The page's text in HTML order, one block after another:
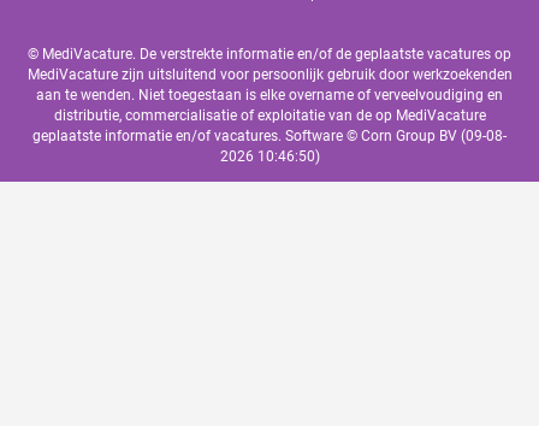
© MediVacature. De verstrekte informatie en/of de geplaatste vacatures op
MediVacature zijn uitsluitend voor persoonlijk gebruik door werkzoekenden
aan te wenden. Niet toegestaan is elke overname of verveelvoudiging en
distributie, commercialisatie of exploitatie van de op MediVacature
geplaatste informatie en/of vacatures. Software © Corn Group BV (09-08-
2026 10:46:50)